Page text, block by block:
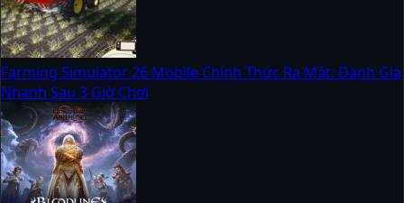
Farming Simulator 26 Mobile Chính Thức Ra Mắt: Đánh Giá
Nhanh Sau 3 Giờ Chơi